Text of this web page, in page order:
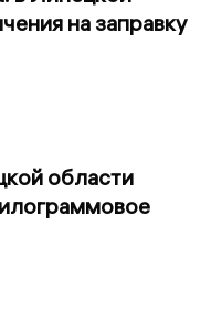
на заправку
области